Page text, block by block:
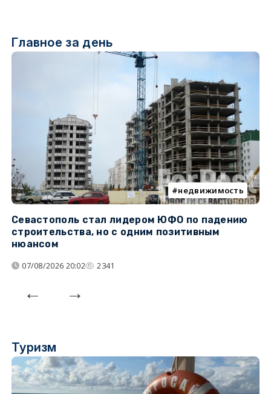
Главное за день
недвижимость
Севастополь стал лидером ЮФО по падению
строительства, но с одним позитивным
нюансом
07/08/2026 20:02 2341
Туризм